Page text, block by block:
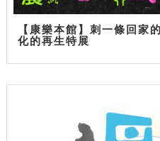
【康樂本館】刺一條回家
化的再生特展